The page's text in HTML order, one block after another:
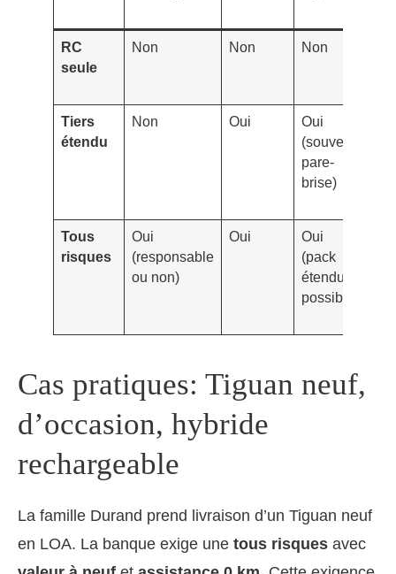
RC
seule
Non Non Non
Tiers
étendu
Non Oui
Oui
(souvent
pare-
brise)
Tous
risques
Oui
(responsable
ou non)
Oui
Oui
(pack
étendu
possible)
Cas pratiques: Tiguan neuf,
d’occasion, hybride
rechargeable
La famille Durand prend livraison d’un Tiguan neuf
en LOA. La banque exige une tous risques avec